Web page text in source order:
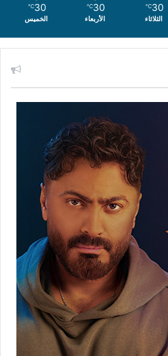
30
℃
الثلاثاء
30
℃
الأربعاء
30
℃
الخميس